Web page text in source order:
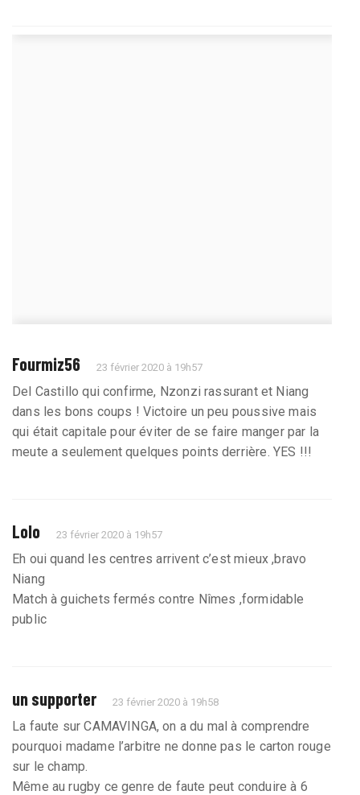
Fourmiz56 23 février 2020 à 19h57
Del Castillo qui confirme, Nzonzi rassurant et Niang
dans les bons coups ! Victoire un peu poussive mais
qui était capitale pour éviter de se faire manger par la
meute a seulement quelques points derrière. YES !!!
Lolo 23 février 2020 à 19h57
Eh oui quand les centres arrivent c’est mieux ,bravo
Niang
Match à guichets fermés contre Nîmes ,formidable
public
un supporter 23 février 2020 à 19h58
La faute sur CAMAVINGA, on a du mal à comprendre
pourquoi madame l’arbitre ne donne pas le carton rouge
sur le champ.
Même au rugby ce genre de faute peut conduire à 6